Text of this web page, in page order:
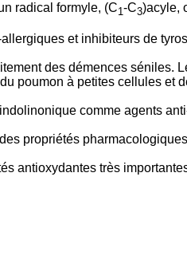
radical formyle, (C1-C3)acyle,
et inhibiteurs de
des démences séniles.
poumon à petites cellules et
comme agents
propriétés
antioxydantes très